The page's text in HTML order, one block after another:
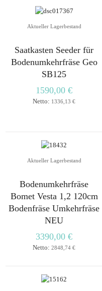
Aktueller Lagerbestand
Saatkasten Seeder für
Bodenumkehrfräse Geo
SB125
1590,00 €
Netto: 1336,13 €
Aktueller Lagerbestand
Bodenumkehrfräse
Bomet Vesta 1,2 120cm
Bodenfräse Umkehrfräse
NEU
3390,00 €
Netto:2848,74 €